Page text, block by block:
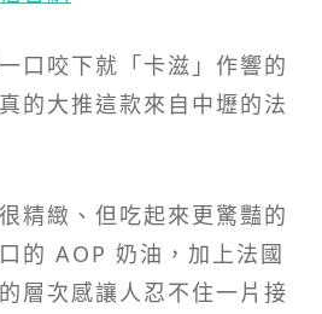
口咬下就「卡滋」作響的
的大推這款來自中壢的法
精緻、但吃起來更驚豔的
的 AOP 奶油，加上法國
層次感讓人忍不住一片接